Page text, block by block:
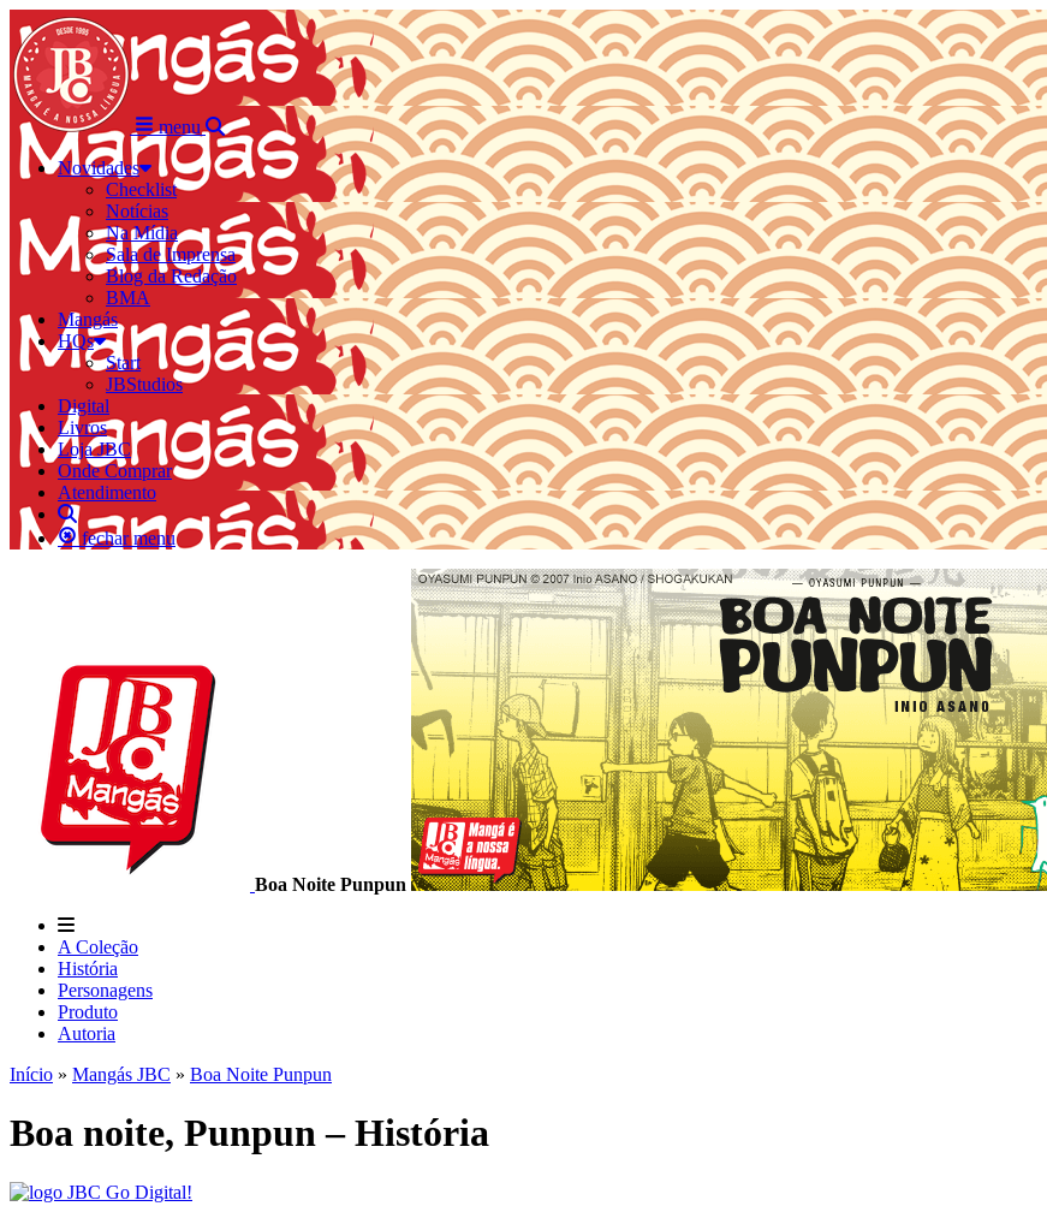
menu
Novidades
Checklist
Notícias
Na Mídia
Sala de Imprensa
Blog da Redação
BMA
Mangás
HQs
Start
JBStudios
Digital
Livros
Loja JBC
Onde Comprar
Atendimento
fechar menu
Boa Noite Punpun
A Coleção
História
Personagens
Produto
Autoria
Início » Mangás JBC » Boa Noite Punpun
Boa noite, Punpun – História